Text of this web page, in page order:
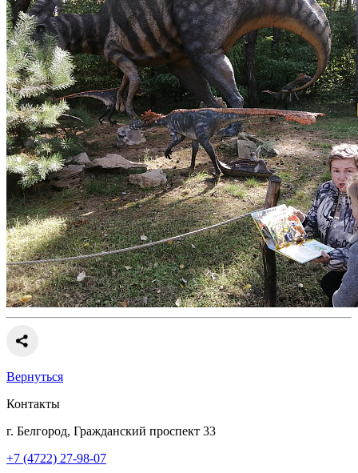
Вернуться
Контакты
г. Белгород, Гражданский проспект 33
+7 (4722) 27-98-07